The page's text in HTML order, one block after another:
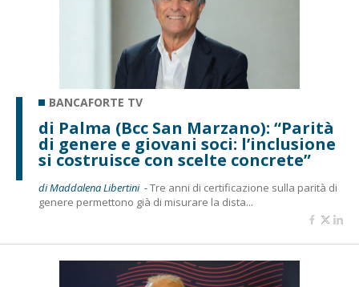
BANCAFORTE TV
di Palma (Bcc San Marzano): “Parità
di genere e giovani soci: l’inclusione
si costruisce con scelte concrete”
di Maddalena Libertini -Tre anni di certificazione sulla parità di
genere permettono già di misurare la dista...